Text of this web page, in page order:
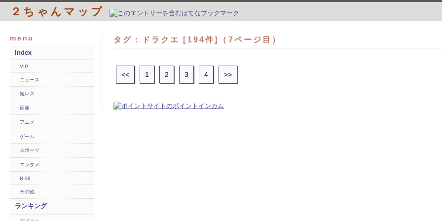
２ちゃんマップ
menu
Index
VIP
ニュース
短レス
画像
アニメ
ゲーム
スポーツ
エンタメ
R-18
その他
ランキング
タグ：ドラクエ [194件]（7ページ目）
<< 1 2 3 4 >>